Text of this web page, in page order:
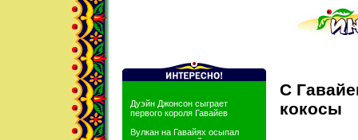
Дуэйн Джонсон сыграет
первого короля Гавайев
Вулкан на Гавайях осыпал
С
кокосы